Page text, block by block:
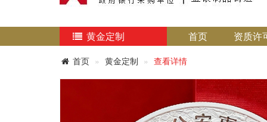
黄金定制 首页 资质许
首页 黄金定制 查看详情